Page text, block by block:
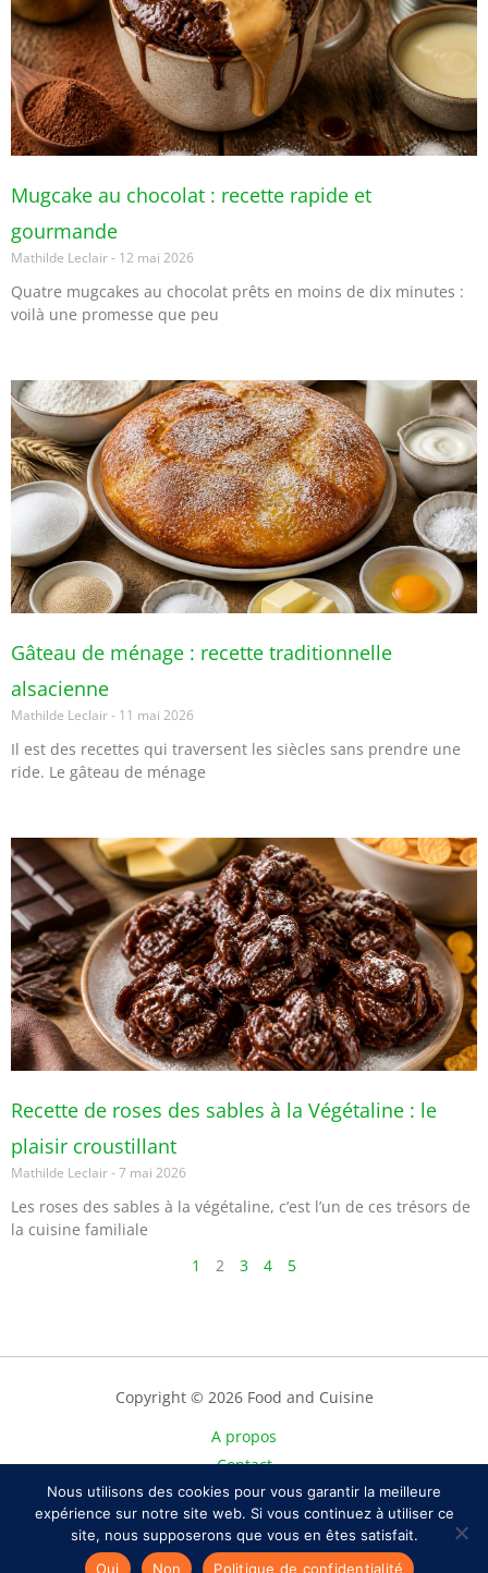
Mugcake au chocolat : recette rapide et
gourmande
Mathilde Leclair 12 mai 2026
Quatre mugcakes au chocolat prêts en moins de dix minutes :
voilà une promesse que peu
Gâteau de ménage : recette traditionnelle
alsacienne
Mathilde Leclair 11 mai 2026
Il est des recettes qui traversent les siècles sans prendre une
ride. Le gâteau de ménage
Recette de roses des sables à la Végétaline : le
plaisir croustillant
Mathilde Leclair 7 mai 2026
Les roses des sables à la végétaline, c’est l’un de ces trésors de
la cuisine familiale
1
2 3 4 5
Copyright © 2026 Food and Cuisine
A propos
Contact
Plan du site
Mentions légales
Politique de confidentialité
Nous utilisons des cookies pour vous garantir la meilleure
expérience sur notre site web. Si vous continuez à utiliser ce
site, nous supposerons que vous en êtes satisfait.
Oui
Non Politique de confidentialité